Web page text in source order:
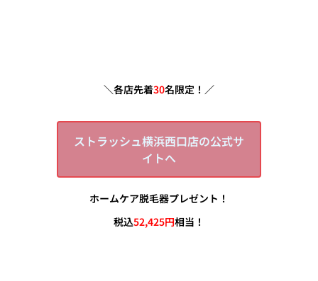
＼各店先着30名限定！／
ストラッシュ横浜西口店の公式サ
イトへ
ホームケア脱毛器プレゼント！
税込52,425円相当！